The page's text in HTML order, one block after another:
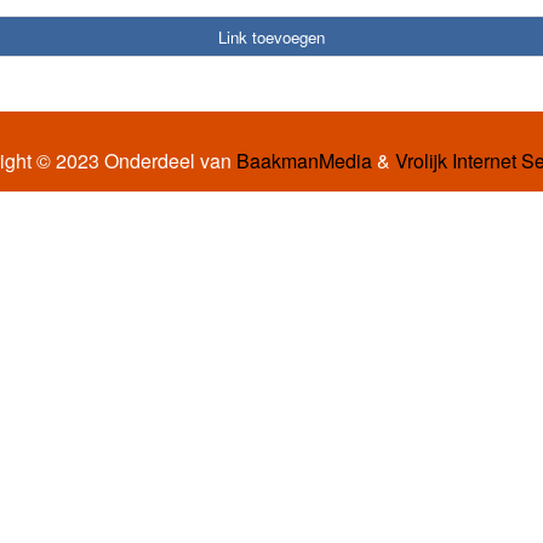
Link toevoegen
© 2023 Onderdeel van BaakmanMedia& Vrolijk Internet